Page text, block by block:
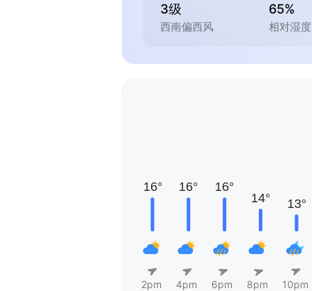
3级
西南偏西风
65%
相对湿度
2pm 4pm 6pm 8pm 10pm